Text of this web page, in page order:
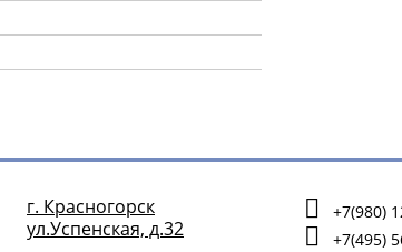
г. Красногорск
ул.Успенская, д.32
+7(980)
+7(495)